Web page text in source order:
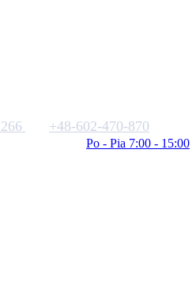
+48-602-470-870
Po - Pia 7:00 - 15:00